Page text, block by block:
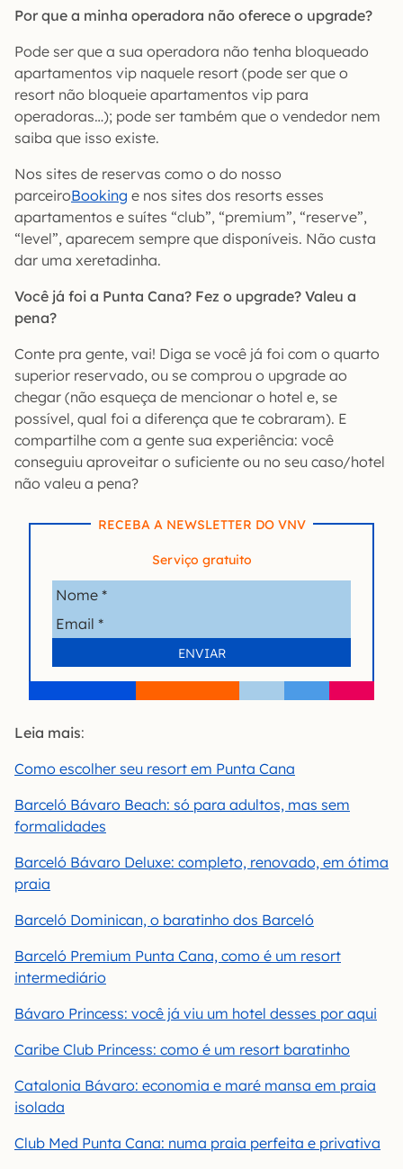
Por que a minha operadora não oferece o upgrade?
Pode ser que a sua operadora não tenha bloqueado
apartamentos vip naquele resort (pode ser que o
resort não bloqueie apartamentos vip para
operadoras…); pode ser também que o vendedor nem
saiba que isso existe.
Nos sites de reservas como o do nosso
parceiroBooking e nos sites dos resorts esses
apartamentos e suítes “club”, “premium”, “reserve”,
“level”, aparecem sempre que disponíveis. Não custa
dar uma xeretadinha.
Você já foi a Punta Cana? Fez o upgrade? Valeu a
pena?
Conte pra gente, vai! Diga se você já foi com o quarto
superior reservado, ou se comprou o upgrade ao
chegar (não esqueça de mencionar o hotel e, se
possível, qual foi a diferença que te cobraram). E
compartilhe com a gente sua experiência: você
conseguiu aproveitar o suficiente ou no seu caso/hotel
não valeu a pena?
RECEBA A NEWSLETTER DO VNV
Serviço gratuito
Leia mais:
Como escolher seu resort em Punta Cana
Barceló Bávaro Beach: só para adultos, mas sem
formalidades
Barceló Bávaro Deluxe: completo, renovado, em ótima
praia
Barceló Dominican, o baratinho dos Barceló
Barceló Premium Punta Cana, como é um resort
intermediário
Bávaro Princess: você já viu um hotel desses por aqui
Caribe Club Princess: como é um resort baratinho
Catalonia Bávaro: economia e maré mansa em praia
isolada
Club Med Punta Cana: numa praia perfeita e privativa